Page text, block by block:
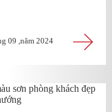
09 ,năm 2024